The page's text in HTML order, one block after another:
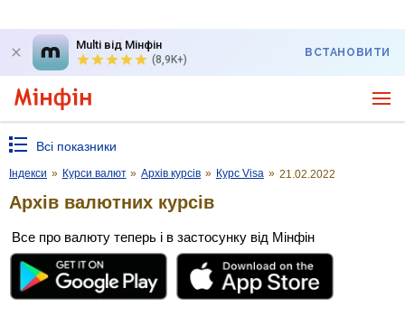
Multi від Мінфін
(8,9K+)
ВСТАНОВИТИ
Всі показники
Індекси » Курси валют » Архів курсів » Курс Visa » 21.02.2022
Архів валютних курсів
Все про валюту теперь і в застосунку від Мінфін